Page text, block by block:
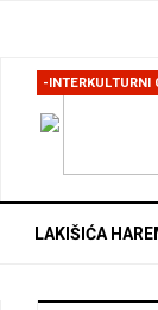
-INTERKULTURNI
LAKIŠIĆA